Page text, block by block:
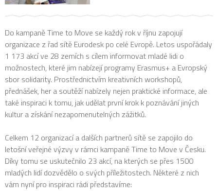
Do kampaně Time to Move se každý rok v říjnu zapojují
organizace z řad sítě Eurodesk po celé Evropě. Letos uspořádaly
1 173 akcí ve 28 zemích s cílem informovat mladé lidi o
možnostech, které jim nabízejí programy Erasmus+ a Evropský
sbor solidarity. Prostřednictvím kreativních workshopů,
přednášek, her a soutěží nabízely nejen praktické informace, ale
také inspiraci k tomu, jak udělat první krok k poznávání jiných
kultur a získání nezapomenutelných zážitků.
Celkem 12 organizací a dalších partnerů sítě se zapojilo do
letošní veřejné výzvy v rámci kampaně Time to Move v Česku.
Díky tomu se uskutečnilo 23 akcí, na kterých se přes 1500
mladých lidí dozvědělo o svých příležitostech. Některé z nich
vám nyní pro inspiraci rádi představíme: